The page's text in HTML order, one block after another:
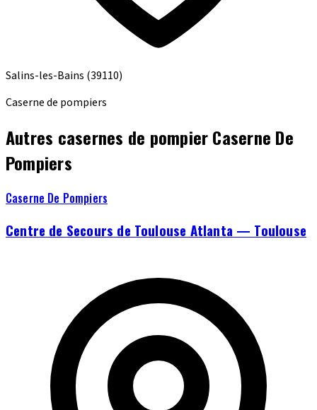
Salins-les-Bains (39110)
Caserne de pompiers
Autres casernes de pompier Caserne De
Pompiers
Caserne De Pompiers
Centre de Secours de Toulouse Atlanta — Toulouse